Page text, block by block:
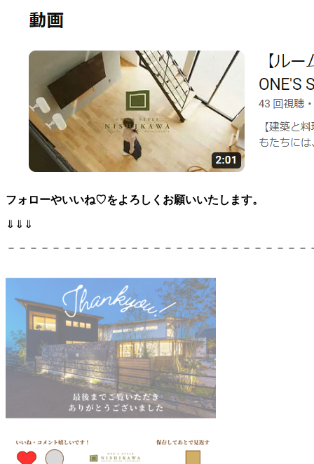
フォローやいいね♡をよろしくお願いいたします。
⇓⇓⇓
－－－－－－－－－－－－－－－－－－－－－－－－－－